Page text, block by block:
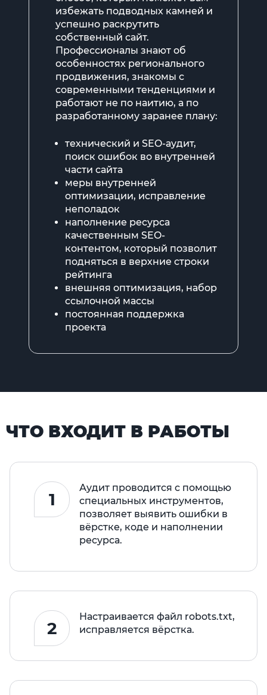
избежать подводных камней и
успешно раскрутить
собственный сайт.
Профессионалы знают об
особенностях регионального
продвижения, знакомы с
современными тенденциями и
работают не по наитию, а по
разработанному заранее плану:
технический и SEO-аудит,
поиск ошибок во внутренней
части сайта
меры внутренней
оптимизации, исправление
неполадок
наполнение ресурса
качественным SEO-
контентом, который позволит
подняться в верхние строки
рейтинга
внешняя оптимизация, набор
ссылочной массы
постоянная поддержка
проекта
ЧТО ВХОДИТ В РАБОТЫ
1
Аудит проводится с помощью
специальных инструментов,
позволяет выявить ошибки в
вёрстке, коде и наполнении
ресурса.
2
Настраивается файл robots.txt,
исправляется вёрстка.